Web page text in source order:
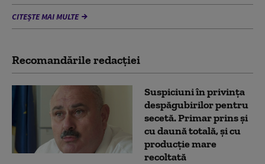
CITEȘTE MAI MULTE
Recomandările redacţiei
Suspiciuni în privința
despăgubirilor pentru
secetă. Primar prins și
cu daună totală, și cu
producție mare
recoltată